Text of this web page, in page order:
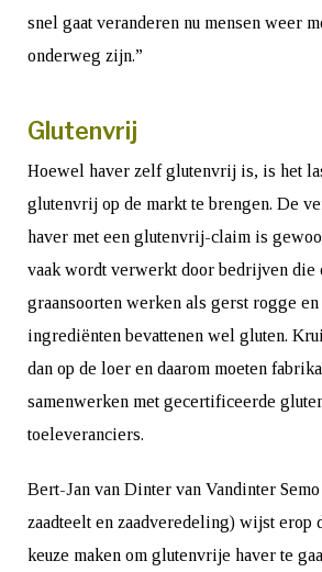
snel gaat veranderen nu mensen weer
onderweg zijn.”
Glutenvrij
Hoewel haver zelf glutenvrij is, is het
glutenvrij op de markt te brengen. De
haver met een glutenvrij-claim is
vaak wordt verwerkt door bedrijven die
graansoorten werken als gerst rogge en
ingrediënten bevattenen wel gluten.
dan op de loer en daarom moeten
samenwerken met gecertificeerde
toeleveranciers.
Bert-Jan van Dinter van Vandinter Semo
zaadteelt en zaadveredeling) wijst erop
keuze maken om glutenvrije haver te